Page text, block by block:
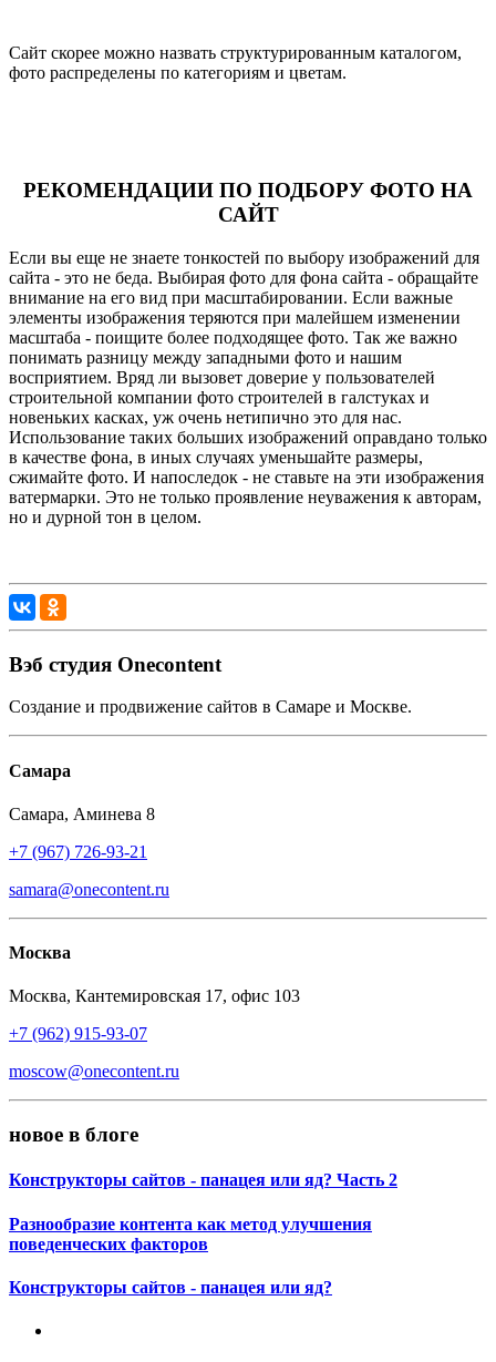
Сайт скорее можно назвать структурированным каталогом,
фото распределены по категориям и цветам.
РЕКОМЕНДАЦИИ ПО ПОДБОРУ ФОТО НА
САЙТ
Если вы еще не знаете тонкостей по выбору изображений для
сайта - это не беда. Выбирая фото для фона сайта - обращайте
внимание на его вид при масштабировании. Если важные
элементы изображения теряются при малейшем изменении
масштаба - поищите более подходящее фото. Так же важно
понимать разницу между западными фото и нашим
восприятием. Вряд ли вызовет доверие у пользователей
строительной компании фото строителей в галстуках и
новеньких касках, уж очень нетипично это для нас.
Использование таких больших изображений оправдано только
в качестве фона, в иных случаях уменьшайте размеры,
сжимайте фото. И напоследок - не ставьте на эти изображения
ватермарки. Это не только проявление неуважения к авторам,
но и дурной тон в целом.
Вэб студия Onecontent
Создание и продвижение сайтов в Самаре и Москве.
Самара
Самара, Аминева 8
+7 (967) 726-93-21
samara@onecontent.ru
Москва
Москва, Кантемировская 17, офис 103
+7 (962) 915-93-07
moscow@onecontent.ru
новое в блоге
Конструкторы сайтов - панацея или яд? Часть 2
Разнообразие контента как метод улучшения
поведенческих факторов
Конструкторы сайтов - панацея или яд?